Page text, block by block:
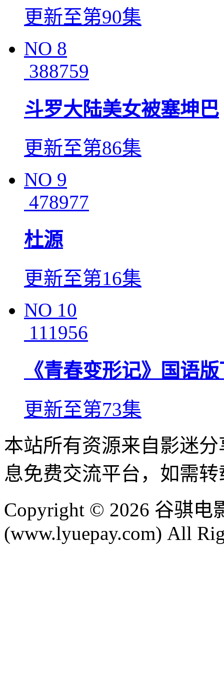
更新至第90集
NO 8
388759
斗罗大陆美女被塞坤巴
更新至第86集
NO 9
478977
杜源
更新至第16集
NO 10
111956
《青春变形记》国语
更新至第73集
本站所有资源来自影迷
息免费交流平台，如需
Copyright © 2026 谷骐电
(www.lyuepay.com) All